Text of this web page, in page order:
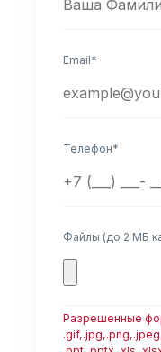
Email*
Телефон*
Файлы (до 2 МБ
Разрешенные